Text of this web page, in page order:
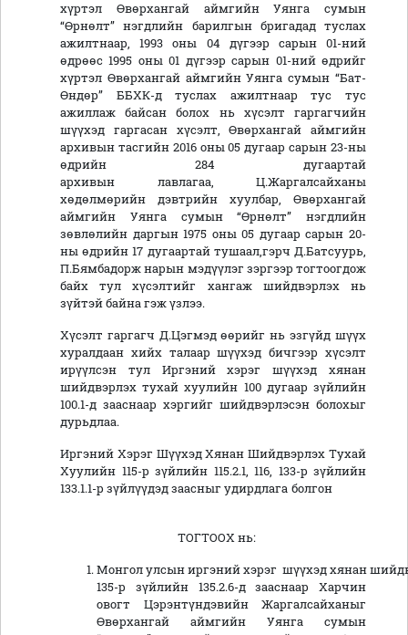
хүртэл Өвөрхангай аймгийн Уянга сумын
“Өрнөлт” нэгдлийн барилгын бригадад туслах
ажилтнаар, 1993 оны 04 дүгээр сарын 01-ний
өдрөөс 1995 оны 01 дүгээр сарын 01-ний өдрийг
хүртэл Өвөрхангай аймгийн Уянга сумын “Бат-
Өндөр” ББХК-д туслах ажилтнаар тус тус
ажиллаж байсан болох нь хүсэлт гаргагчийн
шүүхэд гаргасан хүсэлт, Өвөрхангай аймгийн
архивын тасгийн 2016 оны 05 дугаар сарын 23-ны
өдрийн 284 дугаартай
архивын лавлагаа, Ц.Жаргалсайханы
хөдөлмөрийн дэвтрийн хуулбар, Өвөрхангай
аймгийн Уянга сумын “Өрнөлт” нэгдлийн
зөвлөлийн даргын 1975 оны 05 дугаар сарын 20-
ны өдрийн 17 дугаартай тушаал,гэрч Д.Батсуурь,
П.Бямбадорж нарын мэдүүлэг зэргээр тогтоогдож
байх тул хүсэлтийг хангаж шийдвэрлэх нь
зүйтэй байна гэж үзлээ.
Хүсэлт гаргагч Д.Цэгмэд өөрийг нь эзгүйд шүүх
хуралдаан хийх талаар шүүхэд бичгээр хүсэлт
ирүүлсэн тул Иргэний хэрэг шүүхэд хянан
шийдвэрлэх тухай хуулийн 100 дугаар зүйлийн
100.1-д зааснаар хэргийг шийдвэрлэсэн болохыг
дурьдлаа.
Иргэний Хэрэг Шүүхэд Хянан Шийдвэрлэх Тухай
Хуулийн 115-р зүйлийн 115.2.1, 116, 133-р зүйлийн
133.1.1-р зүйлүүдэд заасныг удирдлага болгон
ТОГТООХ нь:
Монгол улсын иргэний хэрэг шүүхэд хянан
135-р зүйлийн 135.2.6-д зааснаар Харчин
овогт Цэрэнтүндэвийн Жаргалсайханыг
Өвөрхангай аймгийн Уянга сумын